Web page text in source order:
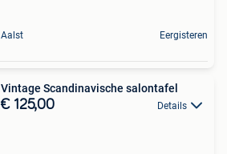
Aalst Eergisteren
Vintage Scandinavische salontafel
€ 125,00 Details